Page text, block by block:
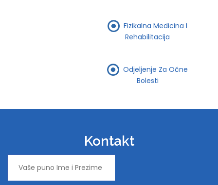
Fizikalna Medicina I
Rehabilitacija
Odjeljenje Za Očne
Bolesti
Kontakt